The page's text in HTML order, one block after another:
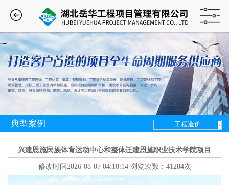
工程造价
典型案例
兴建恩施民族体育运动中心和整体迁建恩施职业技术学院项目
修改时间2026-08-07 04:18:14 浏览次数：41284次